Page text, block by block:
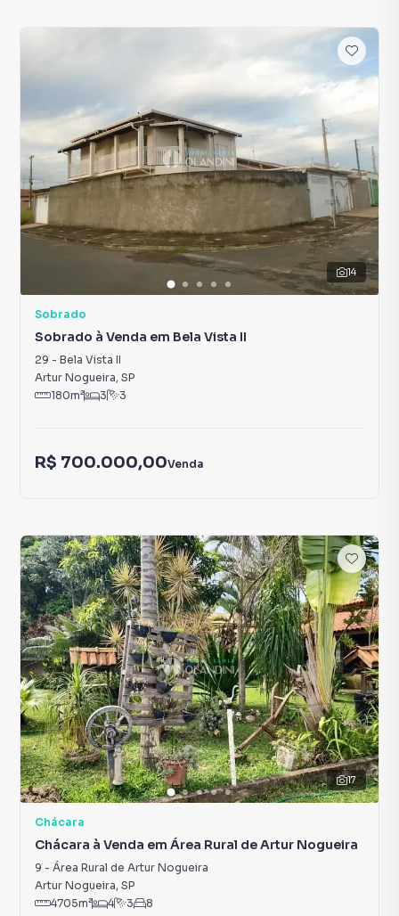
14
Sobrado
Sobrado à Venda em Bela Vista II
29 - Bela Vista II
Artur Nogueira, SP
180m² 3 3
R$ 700.000,00Venda
17
Chácara
Chácara à Venda em Área Rural de Artur Nogueira
9 - Área Rural de Artur Nogueira
Artur Nogueira, SP
4705m² 4 3 8